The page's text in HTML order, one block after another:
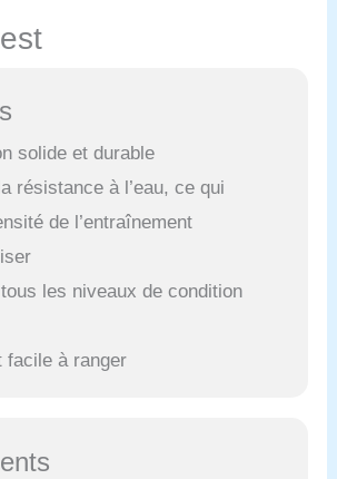
solide et durable
résistance à l’eau, ce qui
de l’entraînement
les niveaux de condition
facile à ranger